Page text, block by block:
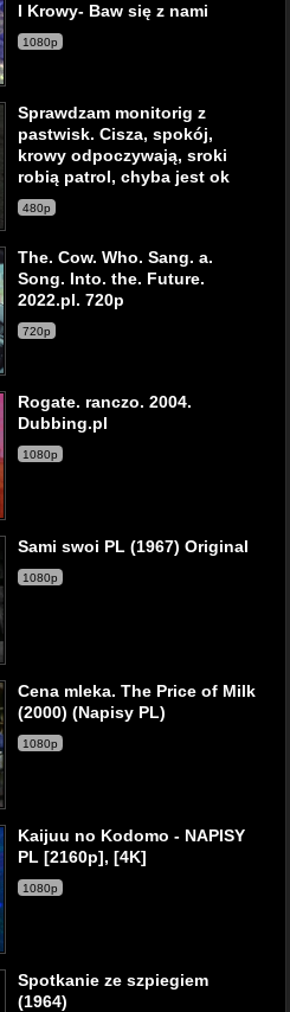
I Krowy- Baw się z nami
1080p
Sprawdzam monitorig z
pastwisk. Cisza, spokój,
krowy odpoczywają, sroki
robią patrol, chyba jest ok
480p
The. Cow. Who. Sang. a.
Song. Into. the. Future.
2022.pl. 720p
720p
Rogate. ranczo. 2004.
Dubbing.pl
1080p
Sami swoi PL (1967) Original
1080p
Cena mleka. The Price of Milk
(2000) (Napisy PL)
1080p
Kaijuu no Kodomo - NAPISY
PL [2160p], [4K]
1080p
Spotkanie ze szpiegiem
(1964)